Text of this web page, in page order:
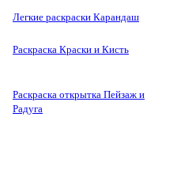
Легкие раскраски Карандаш
Раскраска Краски и Кисть
Раскраска открытка Пейзаж и
Радуга